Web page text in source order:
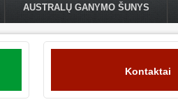
AUSTRALŲ GANYMO ŠUNYS
Kontaktai